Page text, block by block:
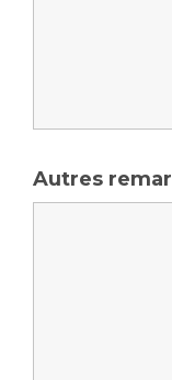
Autres